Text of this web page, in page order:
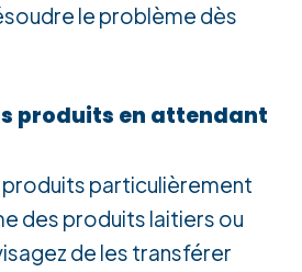
le problème dès
produits en attendant
produits particulièrement
des produits laitiers ou
de les transférer